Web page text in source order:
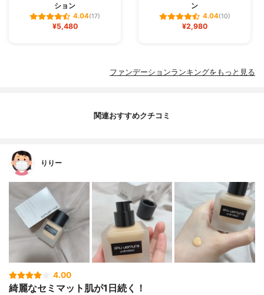
ション
4.04(17)
¥5,480
ン
4.04(10)
¥2,980
ファンデーションランキングをもっと見る
関連おすすめクチコミ
りりー
4.00
綺麗なセミマット肌が1日続く！